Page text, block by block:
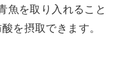
魚を取り入れること
を摂取できます。